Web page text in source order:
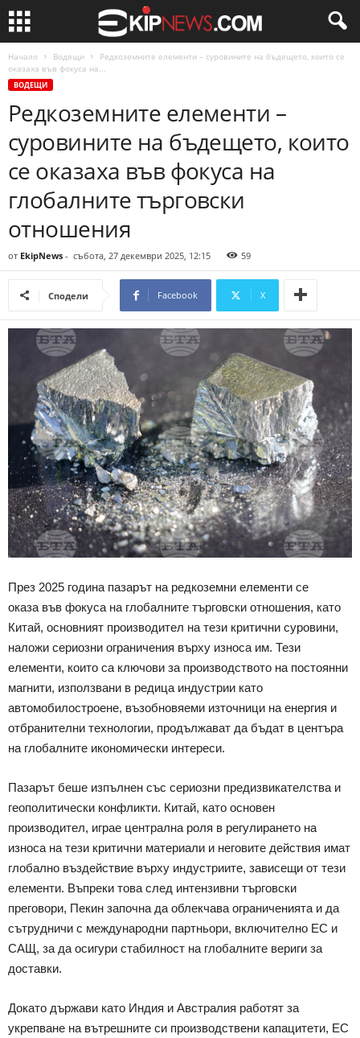
Начало Водещи
Редкоземните елементи – суровините на бъдещето, които се
оказаха във фокуса на...
ВОДЕЩИ
Редкоземните елементи –
суровините на бъдещето, които
се оказаха във фокуса на
глобалните търговски
отношения
от EkipNews - събота, 27 декември 2025, 12:15 59
Сподели Facebook X
През 2025 година пазарът на редкоземни елементи се
оказа във фокуса на глобалните търговски отношения, като
Китай, основният производител на тези критични суровини,
наложи сериозни ограничения върху износа им. Тези
елементи, които са ключови за производството на постоянни
магнити, използвани в редица индустрии като
автомобилостроене, възобновяеми източници на енергия и
отбранителни технологии, продължават да бъдат в центъра
на глобалните икономически интереси.
Пазарът беше изпълнен със сериозни предизвикателства и
геополитически конфликти. Китай, като основен
производител, играе централна роля в регулирането на
износа на тези критични материали и неговите действия имат
глобално въздействие върху индустриите, зависещи от тези
елементи. Въпреки това след интензивни търговски
преговори, Пекин започна да облекчава ограниченията и да
сътрудничи с международни партньори, включително ЕС и
САЩ, за да осигури стабилност на глобалните вериги за
доставки.
Докато държави като Индия и Австралия работят за
укрепване на вътрешните си производствени капацитети, ЕС